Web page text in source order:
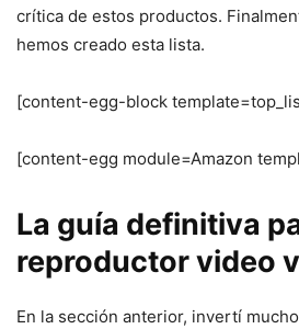
crítica de estos productos.
hemos creado esta lista.
[content-egg-block
[content-egg module=Amazon
La guía definitiva
reproductor video
En la sección anterior, invertí